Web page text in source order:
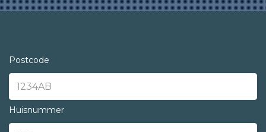
Postcode
Huisnummer